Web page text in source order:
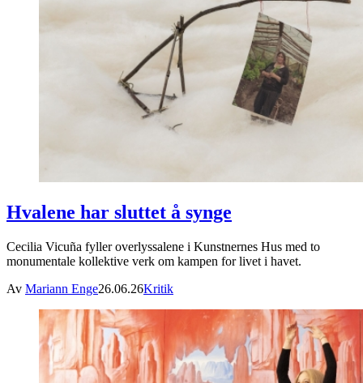
Hvalene har sluttet å synge
Cecilia Vicuña fyller overlyssalene i Kunstnernes Hus med to
monumentale kollektive verk om kampen for livet i havet.
Av Mariann Enge26.06.26Kritik